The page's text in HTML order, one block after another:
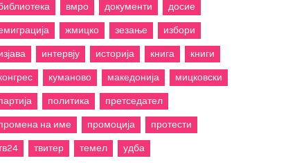
вмро документи
досие
жмицко зезање
избори
интервју историја книга
книги
куманово македонија
мицковски
политика
претседател
на име
промоција
протести
твитер темел
удба